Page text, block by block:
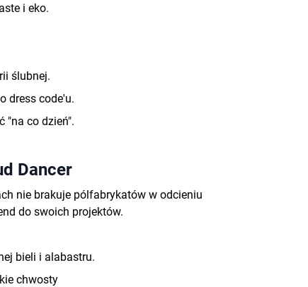
i eko.
ślubnej.
dress code'u.
"na co dzień".
Dancer
nie brakuje pólfabrykatów w odcieniu
do swoich projektów.
bieli i alabastru.
chwosty